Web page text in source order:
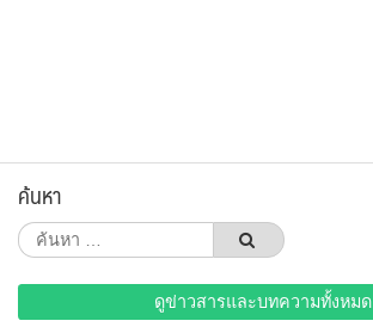
ค้นหา
ค้นหา
สำหรับ:
ดูข่าวสารและบทความทั้งหมด